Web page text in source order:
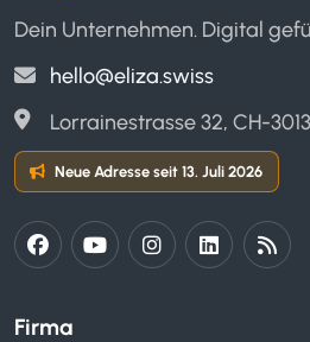
Firma
Dein Unternehmen. Digital
hello@eliza.swiss
Lorrainestrasse 32, CH-
Neue Adresse seit 13. Juli 2026